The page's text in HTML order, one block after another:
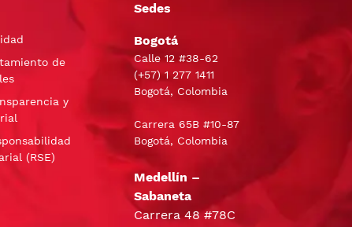
de
y
(RSE)
Sedes
Bogotá
Calle 12 #38-62
(+57)1 277 1411
Bogotá, Colombia
Carrera 65B #10-87
Bogotá, Colombia
Medellín –
Sabaneta
Carrera 48 #78C